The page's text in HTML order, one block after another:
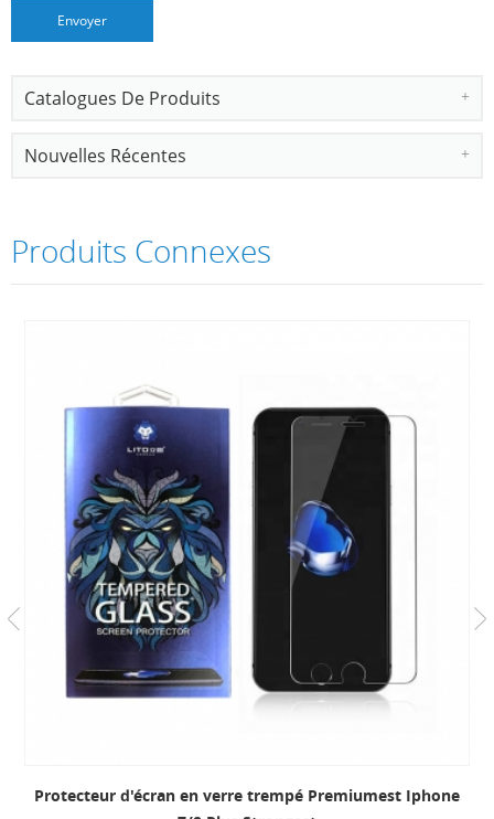
Catalogues De Produits
Nouvelles Récentes
Produits Connexes
Premiumest Iphone
Protecteurs d'écran Huawei P20